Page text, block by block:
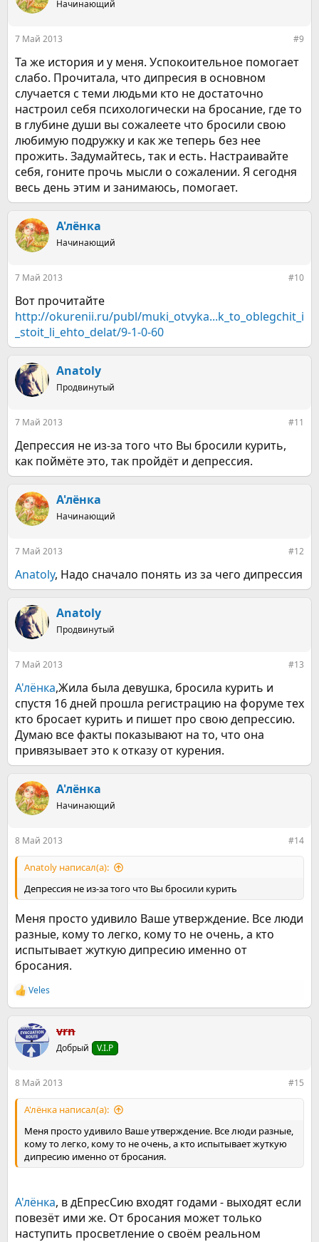
и
Начинающий
7 Май 2013 #9
Та же история и у меня. Успокоительное помогает
слабо. Прочитала, что дипресия в основном
случается с теми людьми кто не достаточно
настроил себя психологически на бросание, где то
в глубине души вы сожалеете что бросили свою
любимую подружку и как же теперь без нее
прожить. Задумайтесь, так и есть. Настраивайте
себя, гоните прочь мысли о сожалении. Я сегодня
весь день этим и занимаюсь, помогает.
А'лёнка
Начинающий
7 Май 2013 #10
Вот прочитайте
http://okurenii.ru/publ/muki_otvyka...k_to_oblegchit_i
_stoit_li_ehto_delat/9-1-0-60
Anatoly
Продвинутый
7 Май 2013 #11
Депрессия не из-за того что Вы бросили курить,
как поймёте это, так пройдёт и депрессия.
А'лёнка
Начинающий
7 Май 2013 #12
Anatoly, Надо сначало понять из за чего дипрессия
Anatoly
Продвинутый
7 Май 2013 #13
А'лёнка,Жила была девушка, бросила курить и
спустя 16 дней прошла регистрацию на форуме тех
кто бросает курить и пишет про свою депрессию.
Думаю все факты показывают на то, что она
привязывает это к отказу от курения.
А'лёнка
Начинающий
8 Май 2013 #14
Anatoly написал(а):
Депрессия не из-за того что Вы бросили курить
Меня просто удивило Ваше утверждение. Все люди
разные, кому то легко, кому то не очень, а кто
испытывает жуткую дипресию именно от
бросания.
Р
е
к
ц
и
Veles
vrn
Добрый V.I.P
8 Май 2013 #15
А'лёнка написал(а):
Меня просто удивило Ваше утверждение. Все люди разные,
кому то легко, кому то не очень, а кто испытывает жуткую
дипресию именно от бросания.
А'лёнка, в дЕпресСию входят годами - выходят если
повезёт ими же. От бросания может только
наступить просветление о своём реальном